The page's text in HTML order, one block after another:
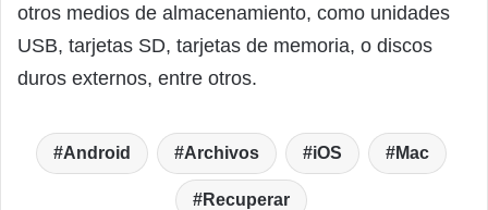
otros medios de almacenamiento, como unidades
USB, tarjetas SD, tarjetas de memoria, o discos
duros externos, entre otros.
Android Archivos iOS Mac
Recuperar